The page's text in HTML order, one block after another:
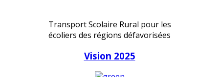
Transport Scolaire Rural pour les
écoliers des régions défavorisées
Vision 2025